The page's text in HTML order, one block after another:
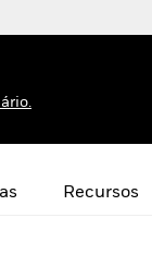
Recursos